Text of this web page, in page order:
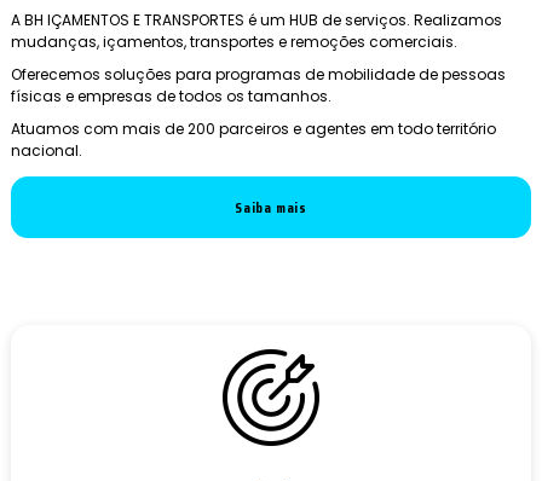
A BH IÇAMENTOS E TRANSPORTES é um HUB de serviços. Realizamos
mudanças, içamentos, transportes e remoções comerciais.
Oferecemos soluções para programas de mobilidade de pessoas
físicas e empresas de todos os tamanhos.
Atuamos com mais de 200 parceiros e agentes em todo território
nacional.
Saiba mais